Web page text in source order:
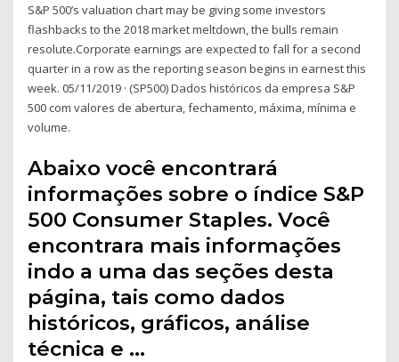
S&P 500’s valuation chart may be giving some investors
flashbacks to the 2018 market meltdown, the bulls remain
resolute.Corporate earnings are expected to fall for a second
quarter in a row as the reporting season begins in earnest this
week. 05/11/2019 · (SP500) Dados históricos da empresa S&P
500 com valores de abertura, fechamento, máxima, mínima e
volume.
Abaixo você encontrará
informações sobre o índice S&P
500 Consumer Staples. Você
encontrara mais informações
indo a uma das seções desta
página, tais como dados
históricos, gráficos, análise
técnica e …